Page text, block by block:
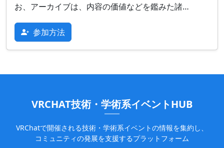
お、アーカイブは、内容の価値などを鑑みた諸…
参加方法
VRCHAT技術・学術系イベントHUB
VRChatで開催される技術・学術系イベントの情報を集約し、
コミュニティの発展を支援するプラットフォーム